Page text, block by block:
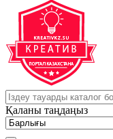
Қаланы таңдаңыз